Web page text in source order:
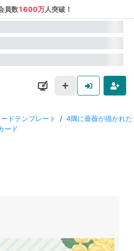
員数1600万人突破！
ドテンプレート / 4隅に薔薇が描かれた
ード